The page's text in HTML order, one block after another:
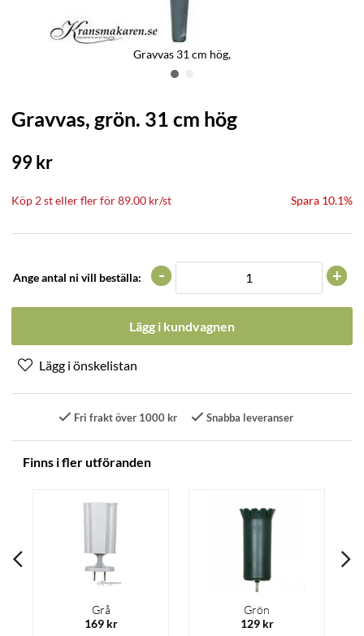
Gravvas 31 cm hög,
Gravvas, grön. 31 cm hög
99kr
Köp 2 steller fler för89.00 kr/st Spara 10.1%
Ange antal ni vill beställa: +
-
Lägg i kundvagnen
Fri frakt över 1000 kr Snabba leveranser
Finns i fler utföranden
Grå
169 kr
Grön
129 kr